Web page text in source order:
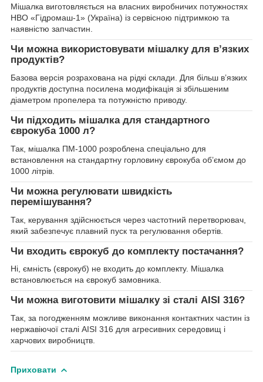
Мішалка виготовляється на власних виробничих потужностях
НВО «Гідромаш-1» (Україна) із сервісною підтримкою та
наявністю запчастин.
Чи можна використовувати мішалку для в’язких
продуктів?
Базова версія розрахована на рідкі склади. Для більш в’язких
продуктів доступна посилена модифікація зі збільшеним
діаметром пропелера та потужністю приводу.
Чи підходить мішалка для стандартного
єврокуба 1000 л?
Так, мішалка ПМ-1000 розроблена спеціально для
встановлення на стандартну горловину єврокуба об’ємом до
1000 літрів.
Чи можна регулювати швидкість
перемішування?
Так, керування здійснюється через частотний перетворювач,
який забезпечує плавний пуск та регулювання обертів.
Чи входить єврокуб до комплекту постачання?
Ні, ємність (єврокуб) не входить до комплекту. Мішалка
встановлюється на єврокуб замовника.
Чи можна виготовити мішалку зі сталі AISI 316?
Так, за погодженням можливе виконання контактних частин із
нержавіючої сталі AISI 316 для агресивних середовищ і
харчових виробництв.
Приховати